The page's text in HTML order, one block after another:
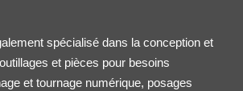
spécialisé dans la conception et
et pièces pour besoins
et tournage numérique, posages